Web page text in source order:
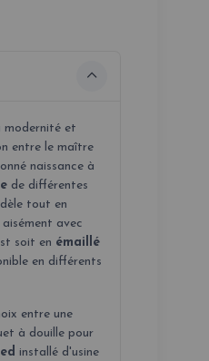
et
entre le maître
naissance à
de différentes
tout en
avec
soit en émaillé
en différents
entre une
à douille pour
installé d'usine